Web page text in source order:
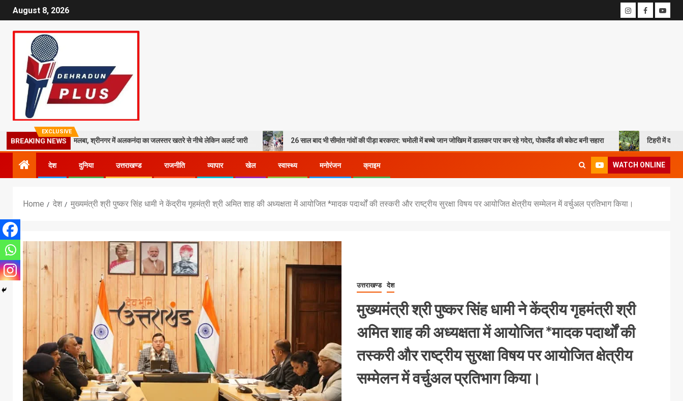
August 8, 2026
EXCLUSIVE
BREAKING NEWS
मंदिर पर गिरा मलबा, श्रीनगर में अलकनंदा का जलस्तर खतरे से नीचे लेकिन अलर्ट जारी 26 साल बाद भी सीमांत गांवों की पीड़ा बरकरार: चमोली में बच्चे जान जोखिम में डालकर पार कर रहे गदेरा, पोकलैंड की बकेट बनी सहारा टिहरी में दर्दनाक हादसा: 250
देश दुनिया उत्तराखण्ड राजनीति व्यापार खेल स्वास्थ्य मनोरंजन क्राइम WATCH ONLINE
Home देश मुख्यमंत्री श्री पुष्कर सिंह धामी ने केंद्रीय गृहमंत्री श्री अमित शाह की अध्यक्षता में आयोजित *मादक पदार्थों की तस्करी और राष्ट्रीय सुरक्षा विषय पर आयोजित क्षेत्रीय सम्मेलन में वर्चुअल प्रतिभाग किया।
उत्तराखण्ड देश
मुख्यमंत्री श्री पुष्कर सिंह धामी ने केंद्रीय गृहमंत्री श्री
अमित शाह की अध्यक्षता में आयोजित *मादक पदार्थों की
तस्करी और राष्ट्रीय सुरक्षा विषय पर आयोजित क्षेत्रीय
सम्मेलन में वर्चुअल प्रतिभाग किया।